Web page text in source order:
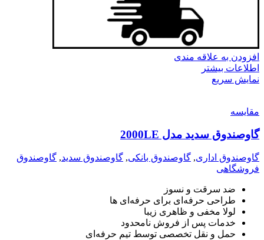
افزودن به علاقه مندی
اطلاعات بیشتر
نمایش سریع
مقايسه
گاوصندوق سدید مدل 2000LE
گاوصندوق اداری, گاوصندوق بانکی, گاوصندوق سدید, گاوصندوق
فروشگاهی
ضد سرقت و نسوز
طراحی حرفه‌ای برای حرفه‌ای ها
لولا مخفی و ظاهری زیبا
خدمات پس از فروش نامحدود
حمل و نقل تخصصی توسط تیم حرفه‌ای